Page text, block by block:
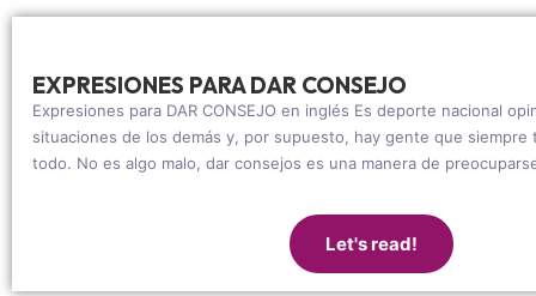
EXPRESIONES PARA DAR CONSEJO
Expresiones para DAR CONSEJO en inglés Es deporte nacional
situaciones de los demás y, por supuesto, hay gente que siempre
todo. No es algo malo, dar consejos es una manera de
Let's read!